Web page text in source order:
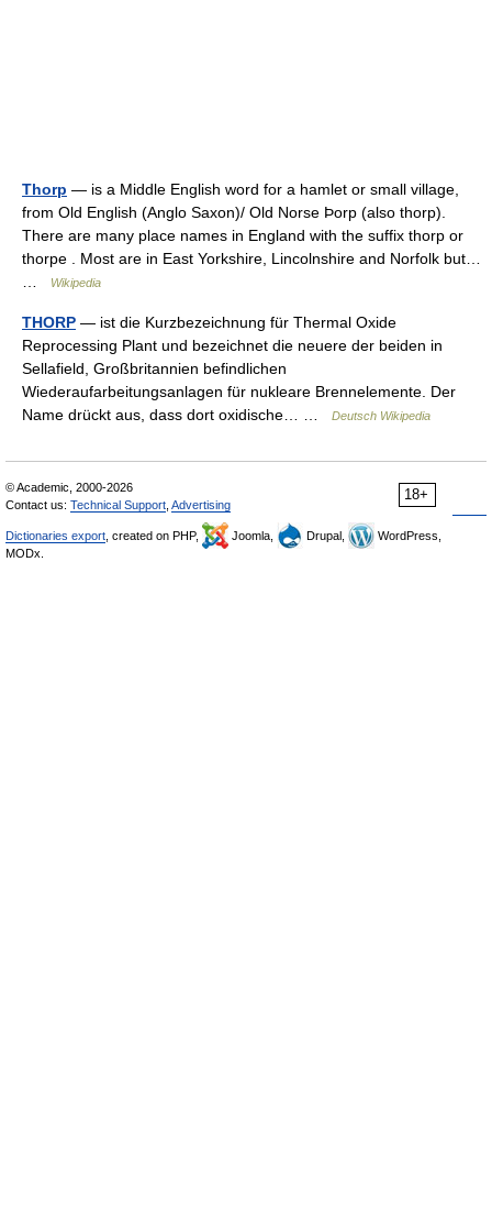
Thorp — is a Middle English word for a hamlet or small village,
from Old English (Anglo Saxon)/ Old Norse Þorp (also thorp).
There are many place names in England with the suffix thorp or
thorpe . Most are in East Yorkshire, Lincolnshire and Norfolk but…
Wikipedia
THORP — ist die Kurzbezeichnung für Thermal Oxide
Reprocessing Plant und bezeichnet die neuere der beiden in
Sellafield, Großbritannien befindlichen
Wiederaufarbeitungsanlagen für nukleare Brennelemente. Der
Name drückt aus, dass dort oxidische… …
Deutsch Wikipedia
18+
© Academic, 2000-2026
Contact us: Technical Support Advertising
Dictionaries export , created on PHP, Joomla, Drupal,
WordPress,
MODx.